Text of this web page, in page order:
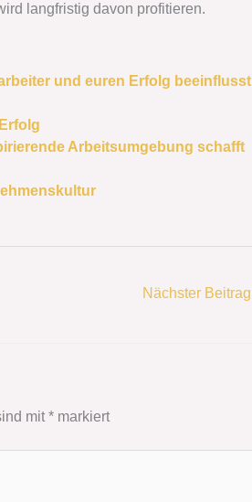
langfristig davon profitieren.
und euren Erfolg beeinflusst
Arbeitsumgebung schafft
Nächster Beitrag
mit * markiert